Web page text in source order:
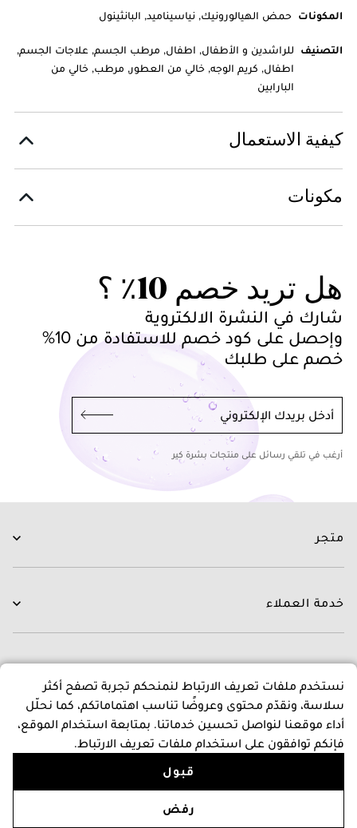
أضف إلى السلة
المكونات حمض الهيالورونيك, نياسيناميد, البانثينول
التصنيف للراشدين و الأطفال, اطفال, مرطب الجسم, علاجات الجسم,
اطفال, كريم الوجه, خالي من العطور, مرطب, خالي من
البارابين
كيفية الاستعمال
مكونات
هل تريد خصم 10٪ ؟
شارك في النشرة الالكتروية
وإحصل على كود خصم للاستفادة من 10%
خصم على طلبك
أدخل بريدك الإلكتروني
أرغب في تلقي رسائل على منتجات بشرة كير
متجر
العناية بالشعر
العلامات التجارية
العروض
خدمة العملاء
التوصيل
التبديل و الاسترجاع
الدفع
اسئلة و اجوبة
برنامج نقاط المكافات
عن متجرنا
عن بشرة كير
المدونون
سياسات
سياسة الخصوصية والأمان
نستخدم ملفات تعريف الارتباط لنمنحكم تجربة تصفح أكثر
سلاسة، ونقدّم محتوى وعروضًا تناسب اهتماماتكم، كما نحلّل
أداء موقعنا لنواصل تحسين خدماتنا. بمتابعة استخدام الموقع،
فإنكم توافقون على استخدام ملفات تعريف الارتباط.
قبول
رفض